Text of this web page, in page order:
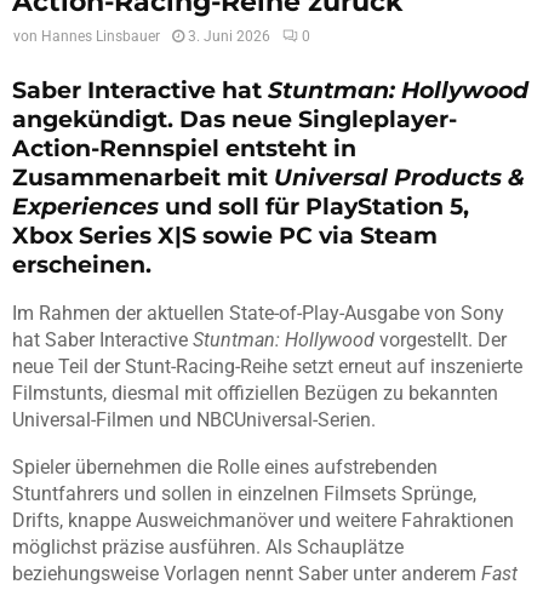
von Hannes Linsbauer 3. Juni 2026 0
Saber Interactive hat Stuntman: Hollywood
angekündigt. Das neue Singleplayer-
Action-Rennspiel entsteht in
Zusammenarbeit mit Universal Products &
Experiences und soll für PlayStation 5,
Xbox Series X|S sowie PC via Steam
erscheinen.
Im Rahmen der aktuellen State-of-Play-Ausgabe von Sony
hat Saber Interactive Stuntman: Hollywood vorgestellt. Der
neue Teil der Stunt-Racing-Reihe setzt erneut auf inszenierte
Filmstunts, diesmal mit offiziellen Bezügen zu bekannten
Universal-Filmen und NBCUniversal-Serien.
Spieler übernehmen die Rolle eines aufstrebenden
Stuntfahrers und sollen in einzelnen Filmsets Sprünge,
Drifts, knappe Ausweichmanöver und weitere Fahraktionen
möglichst präzise ausführen. Als Schauplätze
beziehungsweise Vorlagen nennt Saber unter anderem Fast